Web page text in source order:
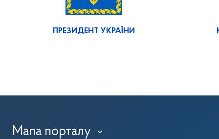
ПРЕЗИДЕНТ УКРАЇНИ
Мапа порталу ›